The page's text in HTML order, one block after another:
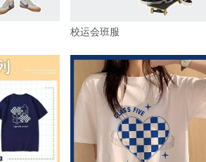
校运会班服